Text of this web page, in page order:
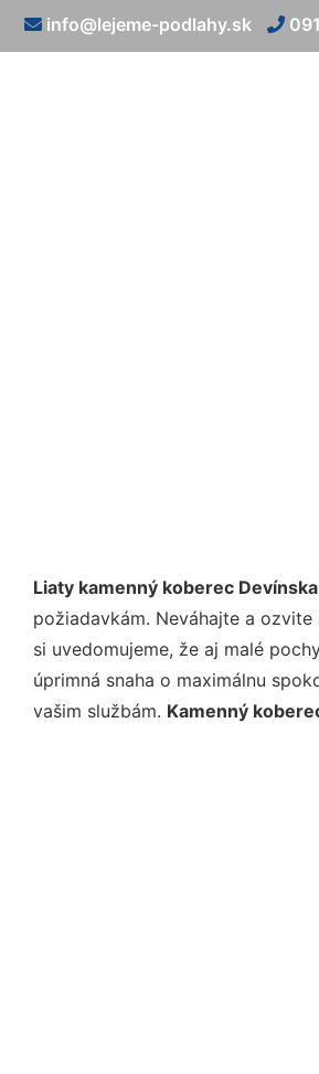
info@lejeme-podlahy.sk
Liaty kamenný koberec
požiadavkám. Neváhajte a
si uvedomujeme, že aj malé
úprimná snaha o maximálnu
vašim službám. Kamenný